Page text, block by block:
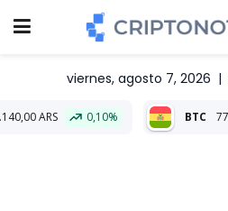
viernes, agosto 7, 2026 |
0,10% BTC 775.332,22 BOB